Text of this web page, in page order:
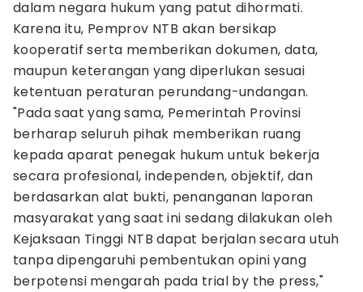
dalam negara hukum yang patut dihormati.
Karena itu, Pemprov NTB akan bersikap
kooperatif serta memberikan dokumen, data,
maupun keterangan yang diperlukan sesuai
ketentuan peraturan perundang-undangan.
"Pada saat yang sama, Pemerintah Provinsi
berharap seluruh pihak memberikan ruang
kepada aparat penegak hukum untuk bekerja
secara profesional, independen, objektif, dan
berdasarkan alat bukti, penanganan laporan
masyarakat yang saat ini sedang dilakukan oleh
Kejaksaan Tinggi NTB dapat berjalan secara utuh
tanpa dipengaruhi pembentukan opini yang
berpotensi mengarah pada trial by the press,"